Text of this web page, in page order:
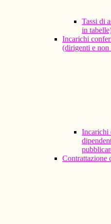
Tassi di
in
Incarichi
(dirigenti e
Incarichi
Contrattazione